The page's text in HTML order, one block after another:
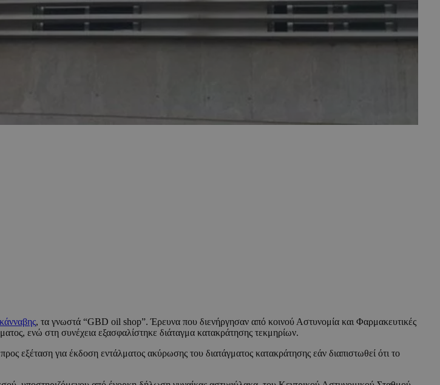
κάνναβης, τα γνωστά “GBD oil shop”. Έρευνα που διενήργησαν από κοινού Αστυνομία και Φαρμακευτικές
ενώ στη συνέχεια εξασφαλίστηκε διάταγμα κατακράτησης τεκμηρίων.
εξέταση για έκδοση εντάλματος ακύρωσης του διατάγματος κατακράτησης εάν διαπιστωθεί ότι το